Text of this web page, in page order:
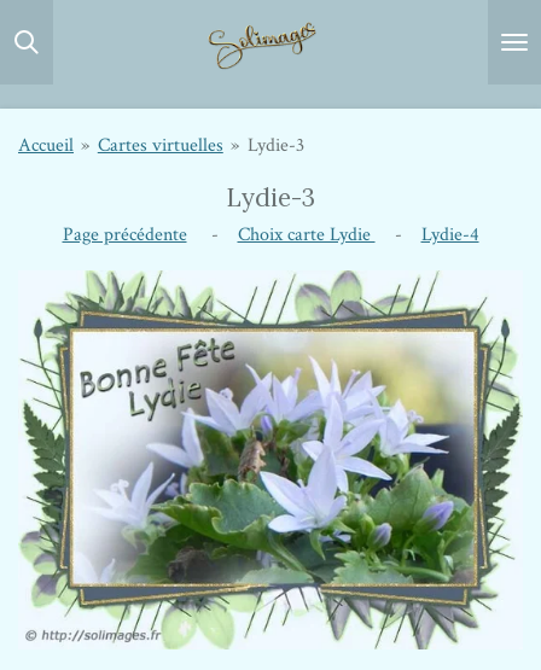
Passer
Accueil » Cartes virtuelles » Lydie-3
Lydie-3
Page précédente- Choix carte Lydie - Lydie-4